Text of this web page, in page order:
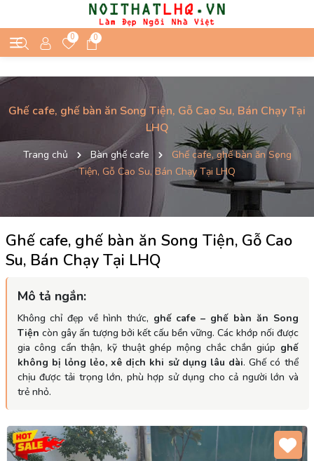
0 0
Ghế cafe, ghế bàn ăn Song Tiện, Gỗ Cao Su, Bán Chạy Tại
LHQ
Trang chủ Bàn ghế cafe
Ghế cafe, ghế bàn ăn Song
Tiện, Gỗ Cao Su, Bán Chạy Tại LHQ
Ghế cafe, ghế bàn ăn Song Tiện, Gỗ Cao
Su, Bán Chạy Tại LHQ
Mô tả ngắn:
Không chỉ đẹp về hình thức, ghế cafe – ghế bàn ăn Song
Tiện còn gây ấn tượng bởi kết cấu bền vững. Các khớp nối được
gia công cẩn thận, kỹ thuật ghép mộng chắc chắn giúp ghế
không bị lỏng lẻo, xê dịch khi sử dụng lâu dài. Ghế có thể
chịu được tải trọng lớn, phù hợp sử dụng cho cả người lớn và
trẻ nhỏ.